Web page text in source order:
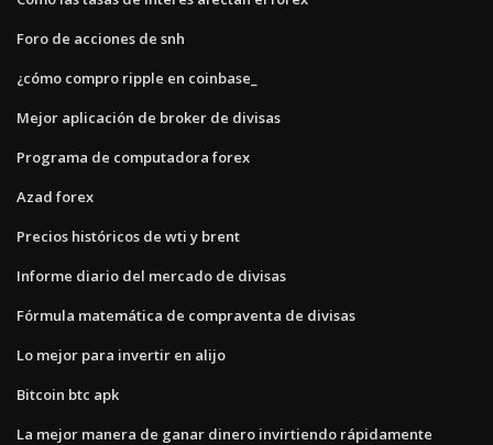
Foro de acciones de snh
¿cómo compro ripple en coinbase_
Mejor aplicación de broker de divisas
Programa de computadora forex
Azad forex
Precios históricos de wti y brent
Informe diario del mercado de divisas
Fórmula matemática de compraventa de divisas
Lo mejor para invertir en alijo
Bitcoin btc apk
La mejor manera de ganar dinero invirtiendo rápidamente